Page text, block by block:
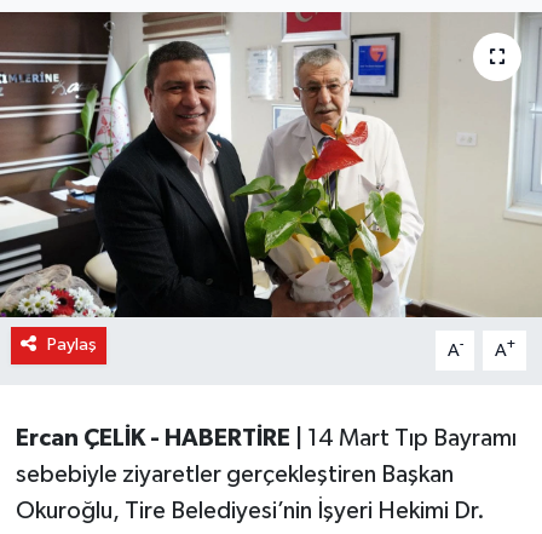
Paylaş A- A+
Ercan ÇELİK - HABERTİRE | 14 Mart Tıp Bayramı
sebebiyle ziyaretler gerçekleştiren Başkan
Okuroğlu, Tire Belediyesi’nin İşyeri Hekimi Dr.
Haber Arşivi